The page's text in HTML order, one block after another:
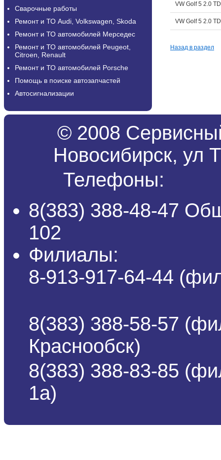
Сварочные работы
Ремонт и ТО Audi, Volkswagen, Skoda
Ремонт и ТО автомобилей Мерседес
Ремонт и ТО автомобилей Peugeot,
Citroen, Renault
Ремонт и ТО автомобилей Porsche
Помощь в поиске автозапчастей
Автосигнализации
VW Golf 5 2.0
VW Golf 5 2.0
Назад в раздел
© 2008
Новосибирск, ул
Телефоны:
8(383) 388-48-47
102
Филиалы:
8-913-917-64-44
8(383) 388-58-57
Краснообск)
8(383) 388-83-85
1а)